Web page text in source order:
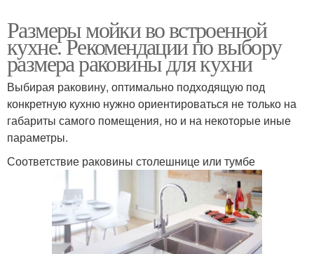
Размеры мойки во встроенной
кухне. Рекомендации по выбору
размера раковины для кухни
Выбирая раковину, оптимально подходящую под
конкретную кухню нужно ориентироваться не только на
габариты самого помещения, но и на некоторые иные
параметры.
Соответствие раковины столешнице или тумбе